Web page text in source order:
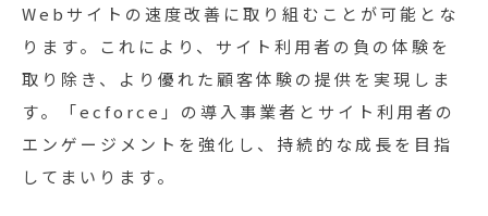
Webサイトの速度改善に取り組むことが可能とな
ります。これにより、サイト利用者の負の体験を
取り除き、より優れた顧客体験の提供を実現しま
す。「ecforce」の導入事業者とサイト利用者の
エンゲージメントを強化し、持続的な成長を目指
してまいります。